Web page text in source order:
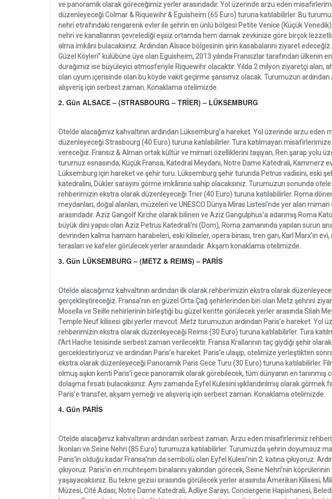
ve panoramik olarak göreceğimiz yerler arasındadır. Yol üzerinde arzu eden
düzenleyeceği Colmar & Riquewihr & Eguisheim (65 Euro) turuna katılabilirler. Bu
nehri etrafındaki rengarenk evler ile şehrin en ünlü bölgesi Petite Venice (Küçük
nehri ve kanallarının çevrelediği eşsiz ortamda hem damak zevkinize göre birçok
alma imkânı bulacaksınız. Ardından Alsace bölgesinin şirin kasabalarını ziyaret
Güzel Köyleri" kulübüne üye olan Eguisheim, 2013 yılında Fransızlar tarafından ülkenin
durağımız ise büyüleyici atmosferiyle Riquewihr olacaktır. Yılda 2 milyon ziyaretçi alan,
olan uyum içerisinde olan bu köyde vakit geçirme şansımız olacak. Turumuzun
alışveriş için serbest zaman. Konaklama otelimizde.
2. Gün ALSACE – (STRASBOURG – TRİER) – LÜKSEMBURG
Otelde alacağımız kahvaltının ardından Lüksemburg’a hareket. Yol üzerinde arzu
düzenleyeceği Strasbourg (40 Euro) turuna katılabilirler. Tura katılmayan misafirlerimize
vereceğiz. Fransız & Alman ortak kültür ve mimari özelliklerini taşıyan, Ren şarap yolu
turumuz esnasında; Küçük Fransa, Katedral Meydanı, Notre Dame Katedrali, Kammerz
Lüksemburg için hareket ve şehir turu. Lüksemburg şehir turunda Petrus vadisini, eski
katedralini, Dükler sarayını görme imkânına sahip olacaksınız. Turumuzun sonunda
rehberimizin ekstra olarak düzenleyeceği Trier (40 Euro) turuna katılabilirler. Roma
meydanları, doğal alanları, müzeleri ve UNESCO Dünya Miras Listesi’nde yer alan
arasındadır. Aziz Gangolf Kirche olarak bilinen ve Aziz Gangulphus'a adanmış Roma
büyük dini yapısı olan Aziz Petrus Katedrali'ni (Dom), Roma zamanında yapılan surun
devrinden kalma hamam harabeleri, eski kiliseler, opera binası, tren garı, Karl Marx'ın
terasları ve kafeler görülecek yerler arasındadır. Akşam konaklama otelimizde.
3. Gün LÜKSEMBURG – (METZ & REIMS) – PARİS
Otelde alacağımız kahvaltının ardından ilk olarak rehberimizin ekstra olarak
gerçekleştireceğiz. Fransa’nın en güzel Orta Çağ şehirlerinden biri olan Metz şehrini
Mosella ve Seille nehirlerinin birleştiği bu güzel kentte görülecek yerler arasında Silah
Temple Neuf kilisesi gibi yerler mevcut. Metz turumuzun ardından Paris’e hareket. Yol
rehberimizin ekstra olarak düzenleyeceği Reims (30 Euro) turuna katılabilirler. Tura
l’Art Hache tesisinde serbest zaman verilecektir. Fransa Krallarının taç giydiği şehir
gerceklestiriyoruz ve ardından Paris’e hareket. Paris’e ulaşıp, otelimize yerleştikten
ekstra olarak düzenleyeceği Panoramik Paris Gece Turu (30 Euro) turuna katılabilirler.
olmuş aşkın kenti Paris’i gece panoramik olarak görebilecek, tüm dünyanın en tanınmış
dolaşma fırsatı bulacaksınız. Aynı zamanda Eyfel Kulesini ışıklandırılmış olarak görmek
Paris’e transfer, akşam yemeği ve alışveriş için serbest zaman. Konaklama otelimizde.
4. Gün PARİS
Otelde alacağımız kahvaltının ardından serbest zaman. Arzu eden misafirlerimiz
İkonları ve Seine Nehri (85 Euro) turumuza katılabilirler. Turumuzda şehrin doyumsuz
Paris'in olduğu kadar Fransa’nın da sembolü olan Eyfel Kulesi’nin 2. katına çıkıyoruz.
çıkıyoruz. Paris’in en muhteşem binalarını yakından görecek, Seine Nehri’nin
yaşayacaksınız. Bu tekne gezisi sırasında görülecek yerler arasında Amerikan Kilisesi,
Müzesi, Cité Adası, Notre Dame Katedrali, Adliye Sarayı, Conciergerie Hapishanesi,